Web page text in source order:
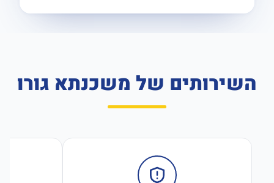
השירותים של משכנתא גורו